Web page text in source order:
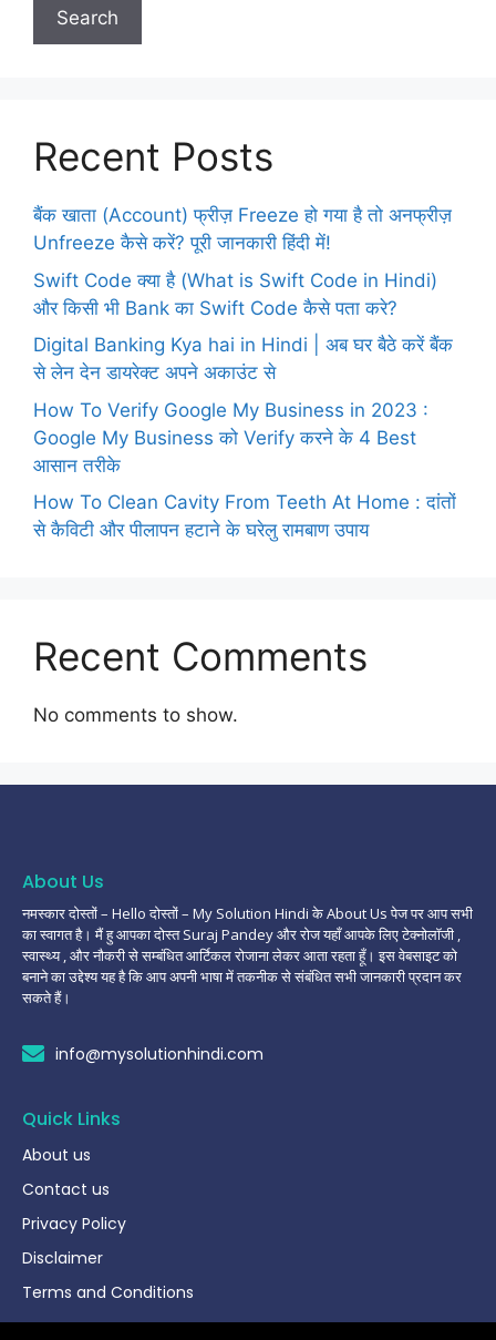
Search
Recent Posts
बैंक खाता (Account) फ्रीज़ Freeze हो गया है तो अनफ्रीज़
Unfreeze कैसे करें? पूरी जानकारी हिंदी में!
Swift Code क्या है (What is Swift Code in Hindi)
और किसी भी Bank का Swift Code कैसे पता करे?
Digital Banking Kya hai in Hindi | अब घर बैठे करें बैंक
से लेन देन डायरेक्ट अपने अकाउंट से
How To Verify Google My Business in 2023 :
Google My Business को Verify करने के 4 Best
आसान तरीके
How To Clean Cavity From Teeth At Home : दांतों
से कैविटी और पीलापन हटाने के घरेलु रामबाण उपाय
Recent Comments
No comments to show.
About Us
नमस्कार दोस्तों – Hello दोस्तों – My Solution Hindi के About Us पेज पर आप सभी
का स्वागत है। मैं हु आपका दोस्त Suraj Pandey और रोज यहाँ आपके लिए टेक्नोलॉजी ,
स्वास्थ्य , और नौकरी से सम्बंधित आर्टिकल रोजाना लेकर आता रहता हूँ। इस वेबसाइट को
बनाने का उद्देश्य यह है कि आप अपनी भाषा में तकनीक से संबंधित सभी जानकारी प्रदान कर
सकते हैं।
info@mysolutionhindi.com
Quick Links
About us
Contact us
Privacy Policy
Disclaimer
Terms and Conditions